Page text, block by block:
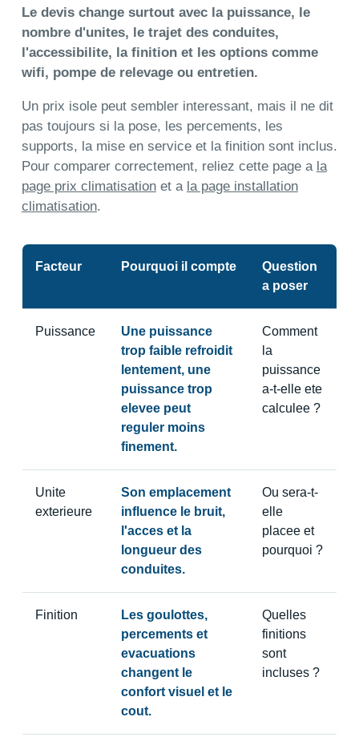
Le devis change surtout avec la puissance, le
nombre d'unites, le trajet des conduites,
l'accessibilite, la finition et les options comme
wifi, pompe de relevage ou entretien.
Un prix isole peut sembler interessant, mais il ne dit
pas toujours si la pose, les percements, les
supports, la mise en service et la finition sont inclus.
Pour comparer correctement, reliez cette page a la
page prix climatisationet a la page installation
climatisation.
Facteur Pourquoi il compte
Question
a poser
Puissance
Une puissance
trop faible refroidit
lentement, une
puissance trop
elevee peut
reguler moins
finement.
Comment
la
puissance
a-t-elle ete
calculee ?
Unite
exterieure
Son emplacement
influence le bruit,
l'acces et la
longueur des
conduites.
Ou sera-t-
elle
placee et
pourquoi ?
Finition
Les goulottes,
percements et
evacuations
changent le
confort visuel et le
cout.
Quelles
finitions
sont
incluses ?